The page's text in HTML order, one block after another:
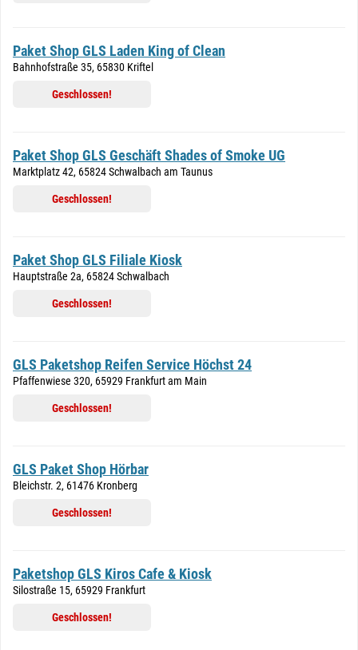
Paket Shop GLS Laden King of Clean
Bahnhofstraße 35, 65830 Kriftel
Geschlossen!
Paket Shop GLS Geschäft Shades of Smoke UG
Marktplatz 42, 65824 Schwalbach am Taunus
Geschlossen!
Paket Shop GLS Filiale Kiosk
Hauptstraße 2a, 65824 Schwalbach
Geschlossen!
GLS Paketshop Reifen Service Höchst 24
Pfaffenwiese 320, 65929 Frankfurt am Main
Geschlossen!
GLS Paket Shop Hörbar
Bleichstr. 2, 61476 Kronberg
Geschlossen!
Paketshop GLS Kiros Cafe & Kiosk
Silostraße 15, 65929 Frankfurt
Geschlossen!